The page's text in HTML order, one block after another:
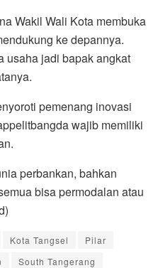
Wakil Wali Kota membuka
ke depannya.
usaha jadi bapak angkat
pemenang inovasi
wajib memiliki
perbankan, bahkan
bisa permodalan atau
Kota Tangsel
Pilar
South Tangerang